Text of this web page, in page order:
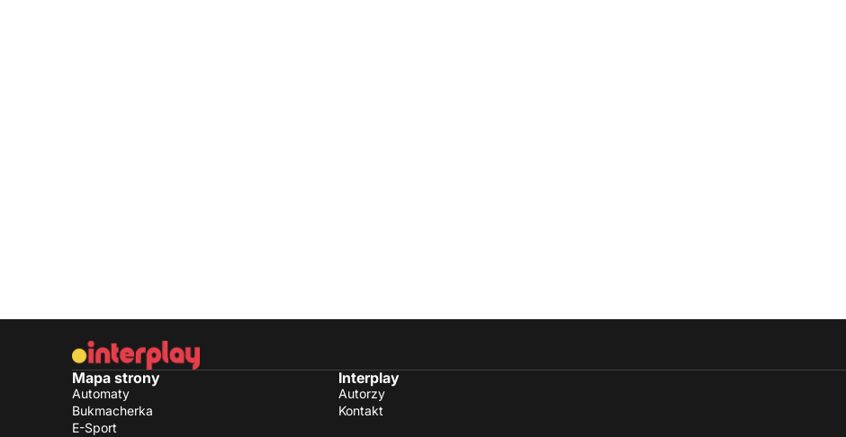
Mapa strony
Automaty
Bukmacherka
E-Sport
Interplay
Autorzy
Kontakt